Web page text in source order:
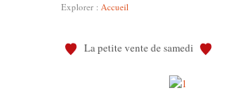
Explorer : Accueil
La petite vente de samedi